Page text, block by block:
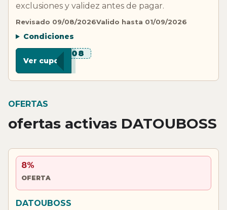
exclusiones y validez antes de pagar.
Revisado 09/08/2026Valido hasta 01/09/2026
Condiciones
***J08
Ver cupon
OFERTAS
ofertas activas DATOUBOSS
8%
OFERTA
DATOUBOSS